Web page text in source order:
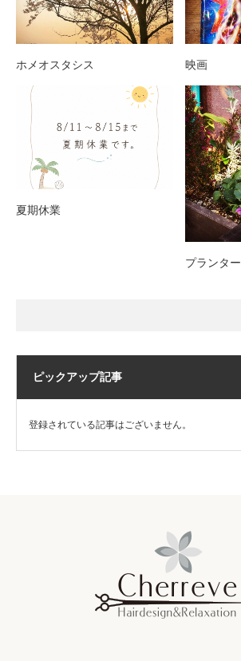
ホメオスタシス 映画
夏期休業
プランター
ピックアップ記事
登録されている記事はございません。